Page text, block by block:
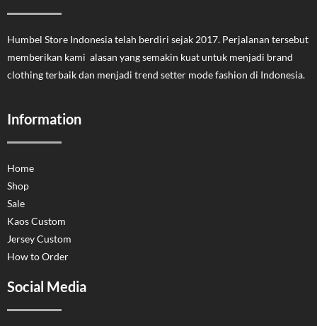
Humbel Store Indonesia telah berdiri sejak 2017. Perjalanan tersebut
memberikan kami alasan yang semakin kuat untuk menjadi brand
clothing terbaik dan menjadi trend setter mode fashion di Indonesia.
Information
Home
Shop
Sale
Kaos Custom
Jersey Custom
How to Order
Social Media